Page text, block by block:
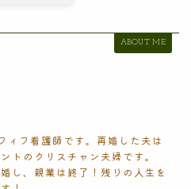
ABOUT ME
ィフ看護師です。再婚した夫は
トのクリスチャン夫婦です。
し、親業は終了！残りの人生を